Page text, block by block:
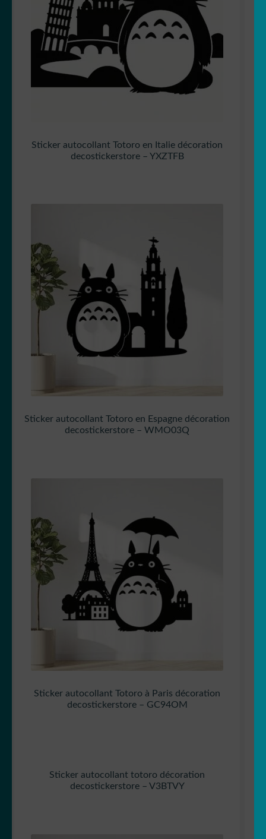
Sticker autocollant Totoro en Italie décoration
decostickerstore – YXZTFB
Sticker autocollant Totoro en Espagne décoration
decostickerstore – WMO03Q
Sticker autocollant Totoro à Paris décoration
decostickerstore – GC94OM
Sticker autocollant totoro décoration
decostickerstore – V3BTVY